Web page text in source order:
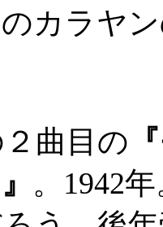
カラヤ
曲目の
。1942